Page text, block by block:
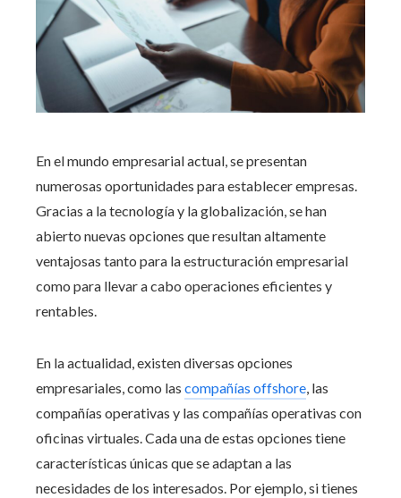
En el mundo empresarial actual, se presentan
numerosas oportunidades para establecer empresas.
Gracias a la tecnología y la globalización, se han
abierto nuevas opciones que resultan altamente
ventajosas tanto para la estructuración empresarial
como para llevar a cabo operaciones eficientes y
rentables.
En la actualidad, existen diversas opciones
empresariales, como las compañías offshore, las
compañías operativas y las compañías operativas con
oficinas virtuales. Cada una de estas opciones tiene
características únicas que se adaptan a las
necesidades de los interesados. Por ejemplo, si tienes